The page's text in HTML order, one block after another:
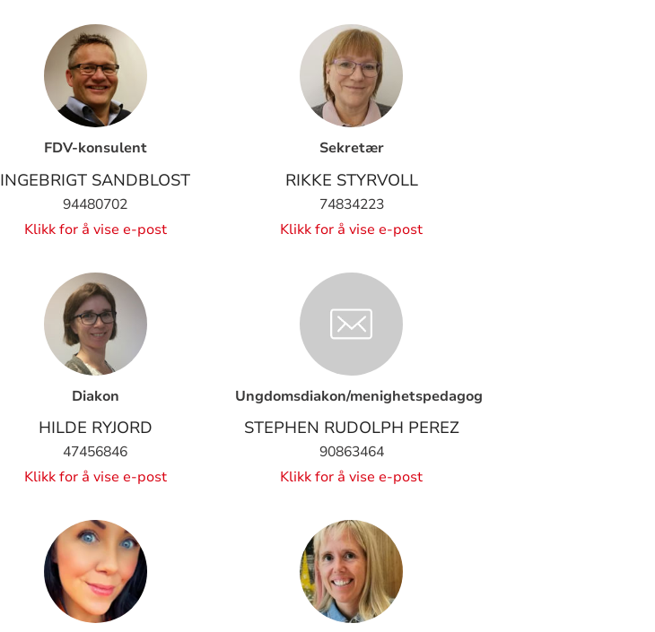
FDV-konsulent
INGEBRIGT SANDBLOST
94480702
Klikk for å vise e-post
Sekretær
RIKKE STYRVOLL
74834223
Klikk for å vise e-post
Diakon
HILDE RYJORD
47456846
Klikk for å vise e-post
Ungdomsdiakon/menighetspedagog
STEPHEN RUDOLPH PEREZ
90863464
Klikk for å vise e-post